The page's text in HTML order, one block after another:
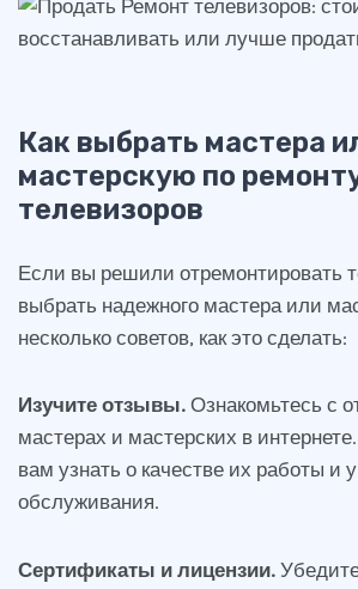
Как выбрать мастера
мастерскую по
телевизоров
Если вы решили отремонтировать
выбрать надежного мастера или
несколько советов, как это сделать:
Изучите отзывы. Ознакомьтесь с
мастерах и мастерских в
вам узнать о качестве их работы и
обслуживания.
Сертификаты и лицензии.